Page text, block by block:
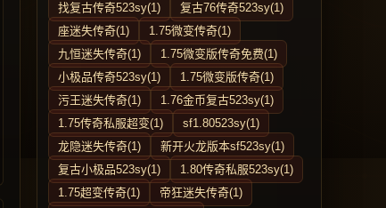
找复古传奇523sy(1)
复古76传奇523sy(1)
座迷失传奇(1)
1.75微变传奇(1)
九恒迷失传奇(1)
1.75微变版传奇免费(1)
小极品传奇523sy(1)
1.75微变版传奇(1)
污王迷失传奇(1)
1.76金币复古523sy(1)
1.75传奇私服超变(1)
sf1.80523sy(1)
龙隐迷失传奇(1)
新开火龙版本sf523sy(1)
复古小极品523sy(1)
1.80传奇私服523sy(1)
1.75超变传奇(1)
帝狂迷失传奇(1)